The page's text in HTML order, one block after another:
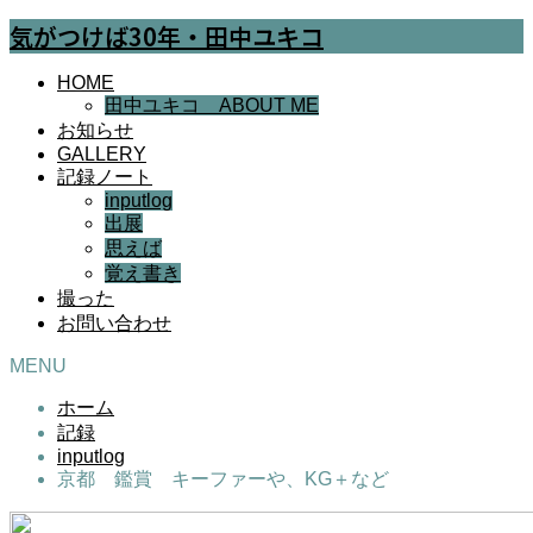
気がつけば30年・田中ユキコ
HOME
田中ユキコ ABOUT ME
お知らせ
GALLERY
記録ノート
inputlog
出展
思えば
覚え書き
撮った
お問い合わせ
MENU
ホーム
記録
inputlog
京都 鑑賞 キーファーや、KG＋など